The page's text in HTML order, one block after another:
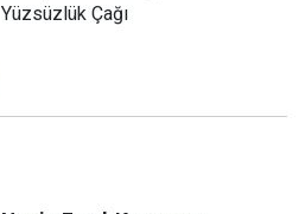
Yüzsüzlük Çağı